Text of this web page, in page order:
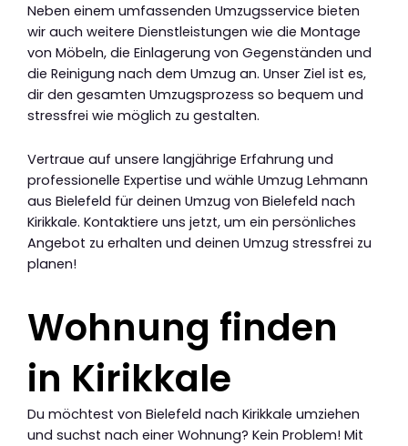
Neben einem umfassenden Umzugsservice bieten
wir auch weitere Dienstleistungen wie die Montage
von Möbeln, die Einlagerung von Gegenständen und
die Reinigung nach dem Umzug an. Unser Ziel ist es,
dir den gesamten Umzugsprozess so bequem und
stressfrei wie möglich zu gestalten.
Vertraue auf unsere langjährige Erfahrung und
professionelle Expertise und wähle Umzug Lehmann
aus Bielefeld für deinen Umzug von Bielefeld nach
Kirikkale. Kontaktiere uns jetzt, um ein persönliches
Angebot zu erhalten und deinen Umzug stressfrei zu
planen!
Wohnung finden
in Kirikkale
Du möchtest von Bielefeld nach Kirikkale umziehen
und suchst nach einer Wohnung? Kein Problem! Mit